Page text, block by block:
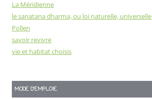
La Méridienne
le sanatana dharma, ou loi naturelle, universelle
Pollen
savoir revivre
vie et habitat choisis
MODE D'EMPLOIE